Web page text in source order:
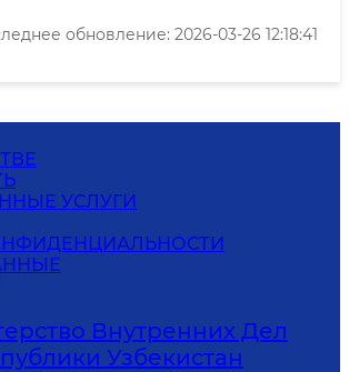
обновление: 2026-03-26 12:18:41
УСЛУГИ
Внутренних Дел
Узбекистан